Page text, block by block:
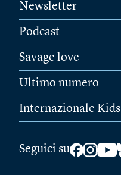
Newsletter
Podcast
Savage love
Ultimo numero
Internazionale Kids
Seguici su